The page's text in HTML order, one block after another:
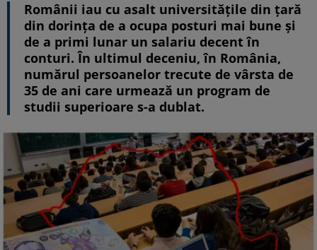
Românii iau cu asalt universitățile din țară
din dorința de a ocupa posturi mai bune și
de a primi lunar un salariu decent în
conturi. În ultimul deceniu, în România,
numărul persoanelor trecute de vârsta de
35 de ani care urmează un program de
studii superioare s-a dublat.